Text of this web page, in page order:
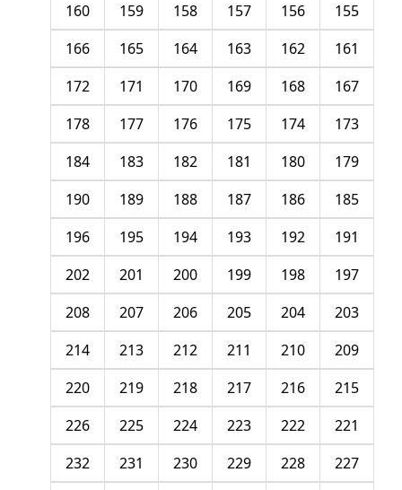
155
156
157
158
159
160
161
162
163
164
165
166
167
168
169
170
171
172
173
174
175
176
177
178
179
180
181
182
183
184
185
186
187
188
189
190
191
192
193
194
195
196
197
198
199
200
201
202
203
204
205
206
207
208
209
210
211
212
213
214
215
216
217
218
219
220
221
222
223
224
225
226
227
228
229
230
231
232